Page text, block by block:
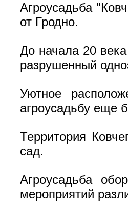
Агроусадьба
от Гродно.
До начала 20
разрушенный
Уютное
агроусадьбу еще
Территория
сад.
Агроусадьба
мероприятий